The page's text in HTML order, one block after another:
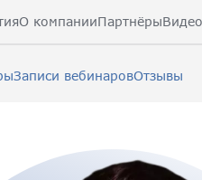
О компанииПартнёры
Записи вебинаровОтзывы